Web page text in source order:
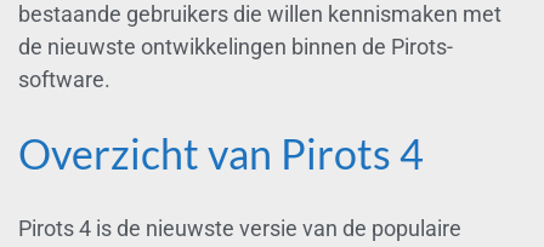
bestaande gebruikers die willen kennismaken met
de nieuwste ontwikkelingen binnen de Pirots-
software.
Overzicht van Pirots 4
Pirots 4 is de nieuwste versie van de populaire